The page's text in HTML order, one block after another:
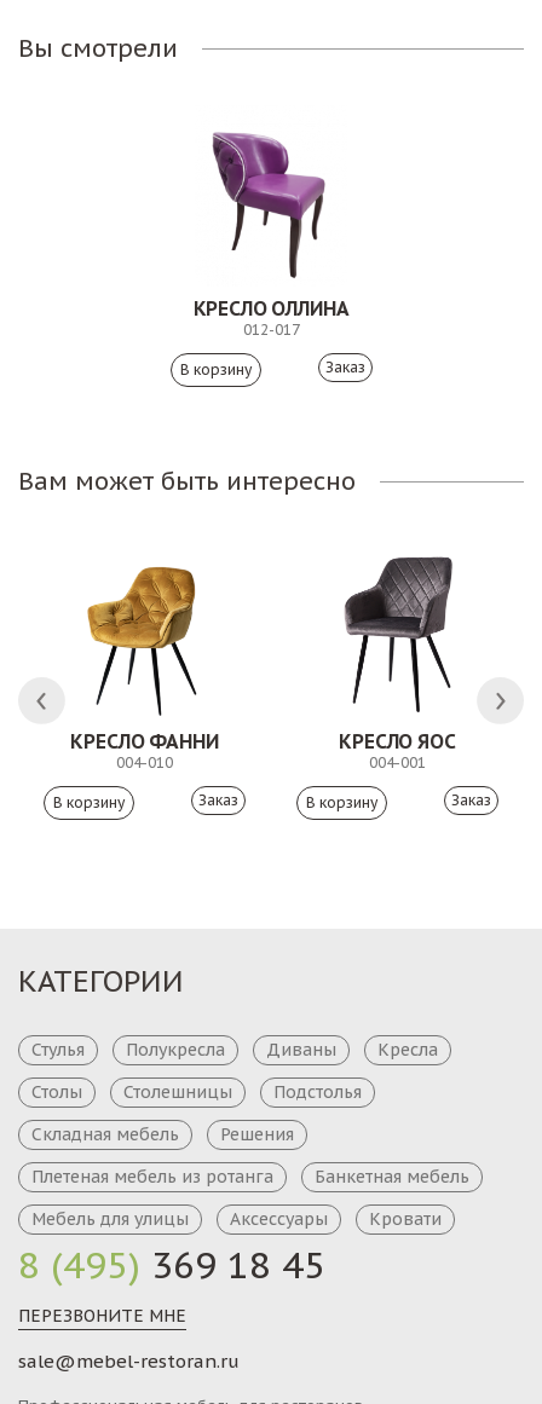
Вы смотрели
КРЕСЛО ОЛЛИНА
012-017
Заказ
Вам может быть интересно
КРЕСЛО ФАННИ
004-010
Заказ
КРЕСЛО ЯОС
004-001
Заказ
8 (495) 369 18 45
ПЕРЕЗВОНИТЕ МНЕ
sale@mebel-restoran.ru
КАТЕГОРИИ
Стулья Полукресла Диваны
Кресла
Столы
Столешницы
Подстолья
Складная мебель
Решения
Плетеная мебель из ротанга
Банкетная мебель
Мебель для улицы
Аксессуары Кровати